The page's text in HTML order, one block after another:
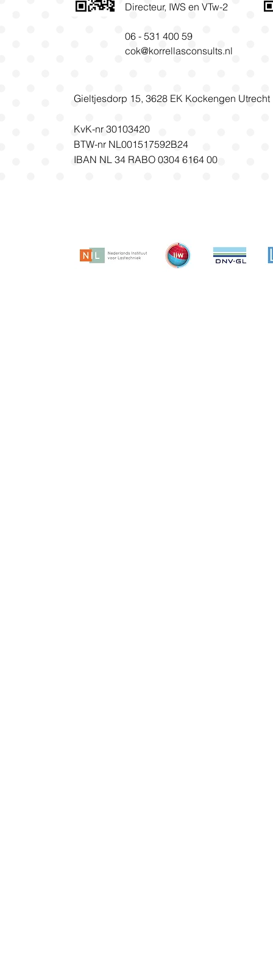
Directeur, IWS en VTw-2
06 - 531 400 59
cok@korrellasconsults.nl
Gieltjesdorp 15, 3628 EK Kockengen Utrecht
KvK-nr 30103420
BTW-nr NL001517592B24
IBAN NL 34 RABO 0304 6164 00